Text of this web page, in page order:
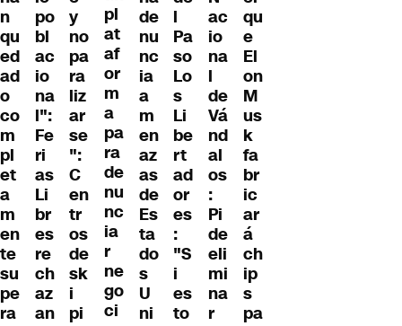
n
qu
ed
ad
o
co
m
pl
et
a
m
en
te
su
pe
ra
po
bl
ac
io
na
l":
Fe
ri
as
Li
br
es
re
ch
az
an
y
no
pa
ra
liz
ar
se
":
C
en
tr
os
de
sk
i
pi
pl
at
af
or
m
a
pa
ra
de
nu
nc
ia
r
ne
go
ci
de
nu
nc
ia
a
m
en
az
as
de
Es
ta
do
s
U
ni
l
Pa
so
Lo
s
Li
be
rt
ad
or
es
:
"S
i
es
to
ac
io
na
l
de
Vá
nd
al
os
:
Pi
de
eli
mi
na
r
qu
e
El
on
M
us
k
fa
br
ic
ar
á
ch
ip
s
pa